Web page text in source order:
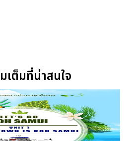
เต็มที่น่าสนใจ